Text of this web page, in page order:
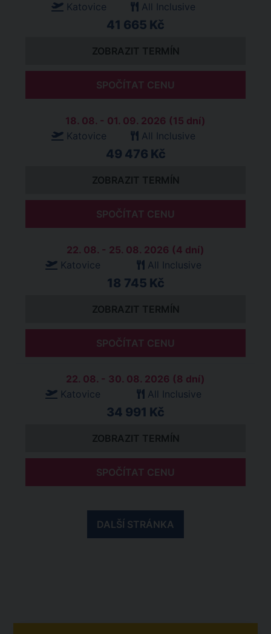
Katovice
All Inclusive
41 665 Kč
ZOBRAZIT TERMÍN
SPOČÍTAT CENU
18. 08. - 01. 09. 2026 (15 dní)
Katovice
All Inclusive
49 476 Kč
ZOBRAZIT TERMÍN
SPOČÍTAT CENU
22. 08. - 25. 08. 2026 (4 dní)
Katovice
All Inclusive
18 745 Kč
ZOBRAZIT TERMÍN
SPOČÍTAT CENU
22. 08. - 30. 08. 2026 (8 dní)
Katovice
All Inclusive
34 991 Kč
ZOBRAZIT TERMÍN
SPOČÍTAT CENU
DALŠÍ STRÁNKA